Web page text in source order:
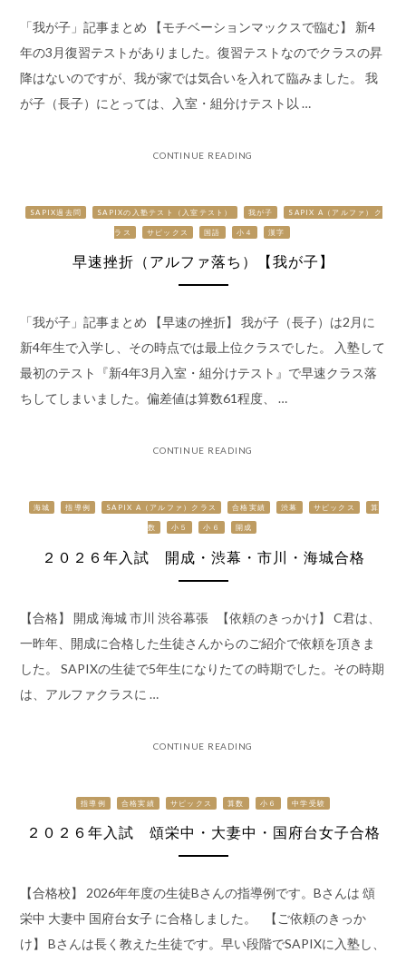
「我が子」記事まとめ 【モチベーションマックスで臨む】 新4
年の3月復習テストがありました。復習テストなのでクラスの昇
降はないのですが、我が家では気合いを入れて臨みました。 我
が子（長子）にとっては、入室・組分けテスト以 …
CONTINUE READING
SAPIX過去問 SAPIXの入塾テスト（入室テスト） 我が子 SAPIX Α（アルファ）ク
ラス サピックス 国語 小４ 漢字
早速挫折（アルファ落ち）【我が子】
「我が子」記事まとめ 【早速の挫折】 我が子（長子）は2月に
新4年生で入学し、その時点では最上位クラスでした。 入塾して
最初のテスト『新4年3月入室・組分けテスト』で早速クラス落
ちしてしまいました。偏差値は算数61程度、 …
CONTINUE READING
海城 指導例 SAPIX Α（アルファ）クラス 合格実績 渋幕 サピックス 算
数 小５ 小６ 開成
２０２６年入試 開成・渋幕・市川・海城合格
【合格】 開成 海城 市川 渋谷幕張 【依頼のきっかけ】 C君は、
一昨年、開成に合格した生徒さんからのご紹介で依頼を頂きま
した。 SAPIXの生徒で5年生になりたての時期でした。その時期
は、アルファクラスに …
CONTINUE READING
指導例 合格実績 サピックス 算数 小６ 中学受験
２０２６年入試 頌栄中・大妻中・国府台女子合格
【合格校】 2026年年度の生徒Bさんの指導例です。Bさんは 頌
栄中 大妻中 国府台女子 に合格しました。 【ご依頼のきっか
け】 Bさんは長く教えた生徒です。早い段階でSAPIXに入塾し、